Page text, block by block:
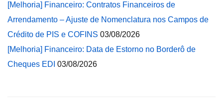
[Melhoria] Financeiro: Contratos Financeiros de
Arrendamento – Ajuste de Nomenclatura nos Campos de
Crédito de PIS e COFINS 03/08/2026
[Melhoria] Financeiro: Data de Estorno no Borderô de
Cheques EDI 03/08/2026